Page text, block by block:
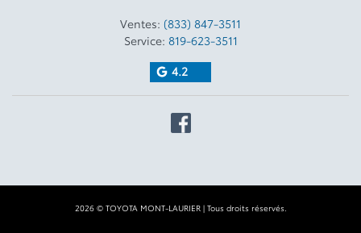
Ventes: (833) 847-3511
Service: 819-623-3511
4.2
2026 © TOYOTA MONT-LAURIER| Tous droits réservés.